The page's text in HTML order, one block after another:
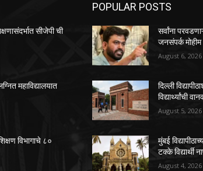
सीजेपी ची
महाविद्यालयात
विभागाचे ८०
POPULAR POSTS
सर्वांना
जनसंपर्क मोहीम
August 6, 2026
दिल्ली
विद्यार्थ्यांची
August 5, 2026
मुंबई
टक्के विद्यार्थी
August 4, 2026